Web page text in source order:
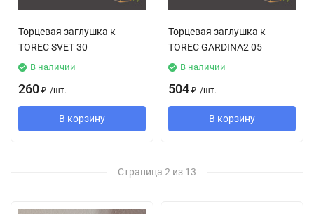
Торцевая заглушка к
TOREC SVET 30
В наличии
260 ₽ /шт.
В корзину
Торцевая заглушка к
TOREC GARDINA2 05
В наличии
504 ₽ /шт.
В корзину
Страница 2 из 13